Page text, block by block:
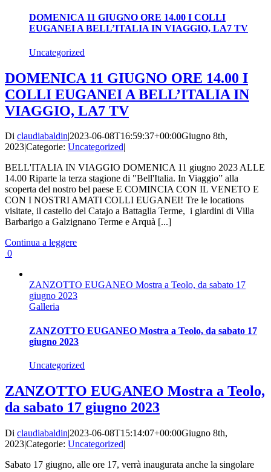
DOMENICA 11 GIUGNO ORE 14.00 I COLLI
EUGANEI A BELL’ITALIA IN VIAGGIO, LA7 TV
Uncategorized
DOMENICA 11 GIUGNO ORE 14.00 I
COLLI EUGANEI A BELL’ITALIA IN
VIAGGIO, LA7 TV
Di claudiabaldin|2023-06-08T16:59:37+00:00Giugno 8th,
2023|Categorie: Uncategorized|
BELL'ITALIA IN VIAGGIO DOMENICA 11 giugno 2023 ALLE
14.00 Riparte la terza stagione di "Bell'Italia. In Viaggio” alla
scoperta del nostro bel paese E COMINCIA CON IL VENETO E
CON I NOSTRI AMATI COLLI EUGANEI! Tre le locations
visitate, il castello del Catajo a Battaglia Terme, i giardini di Villa
Barbarigo a Galzignano Terme e Arquà [...]
Continua a leggere
0
ZANZOTTO EUGANEO Mostra a Teolo, da sabato 17
giugno 2023
Galleria
ZANZOTTO EUGANEO Mostra a Teolo, da sabato 17
giugno 2023
Uncategorized
ZANZOTTO EUGANEO Mostra a Teolo,
da sabato 17 giugno 2023
Di claudiabaldin|2023-06-08T15:14:07+00:00Giugno 8th,
2023|Categorie: Uncategorized|
Sabato 17 giugno, alle ore 17, verrà inaugurata anche la singolare